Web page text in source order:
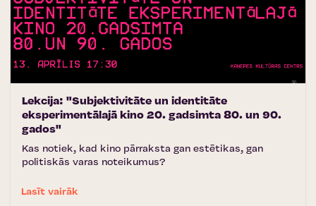
Lekcija: "Subjektivitāte un identitāte
eksperimentālajā kino 20. gadsimta 80. un 90.
gados"
Kas notiek, kad kino pārraksta gan estētikas, gan
politiskās varas noteikumus?
Lasīt vairāk